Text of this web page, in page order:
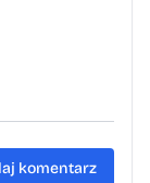
zguby.
komentarz